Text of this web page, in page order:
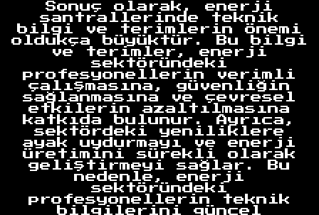
Sonuç olarak, enerji
santrallerinde teknik
bilgi ve terimlerin önemi
oldukça büyüktür. Bu bilgi
ve terimler, enerji
sektöründeki
profesyonellerin verimli
çalışmasına, güvenliğin
sağlanmasına ve çevresel
etkilerin azaltılmasına
katkıda bulunur. Ayrıca,
sektördeki yeniliklere
ayak uydurmayı ve enerji
üretimini sürekli olarak
geliştirmeyi sağlar. Bu
nedenle, enerji
sektöründeki
profesyonellerin teknik
bilgilerini güncel
Anasayfa